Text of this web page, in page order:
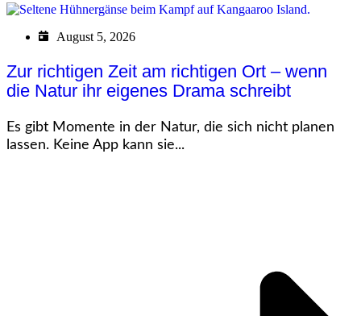
August 5, 2026
Zur richtigen Zeit am richtigen Ort – wenn
die Natur ihr eigenes Drama schreibt
Es gibt Momente in der Natur, die sich nicht planen
lassen. Keine App kann sie...